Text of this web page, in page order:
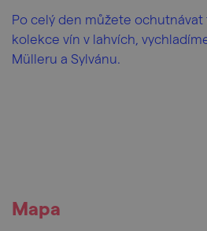
Po celý den můžete
kolekce vín v lahvích,
Mülleru a Sylvánu.
Mapa